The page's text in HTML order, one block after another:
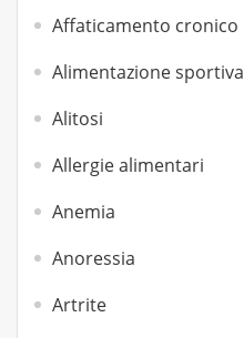
Affaticamento cronico
Alimentazione sportiva
Alitosi
Allergie alimentari
Anemia
Anoressia
Artrite